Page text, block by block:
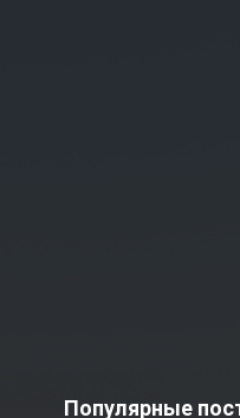
Популярные